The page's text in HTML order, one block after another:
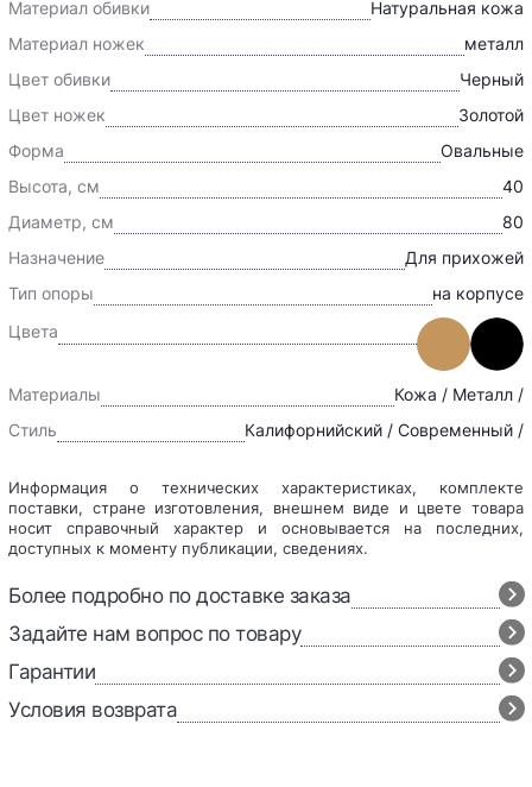
Материал обивки
Натуральная кожа
Материал ножек
металл
Цвет обивки
Черный
Цвет ножек
Золотой
Форма
Овальные
Высота, см
40
Диаметр, см
80
Назначение
Для прихожей
Тип опоры
на корпусе
Цвета
Материалы
Кожа / Металл /
Стиль
Калифорнийский / Современный /
Информация о технических характеристиках, комплекте
поставки, стране изготовления, внешнем виде и цвете товара
носит справочный характер и основывается на последних,
доступных к моменту публикации, сведениях.
Более подробно по доставке заказа
Задайте нам вопрос по товару
Гарантии
Условия возврата